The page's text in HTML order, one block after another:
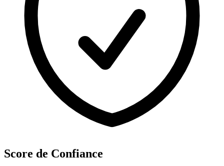
Score de Confiance